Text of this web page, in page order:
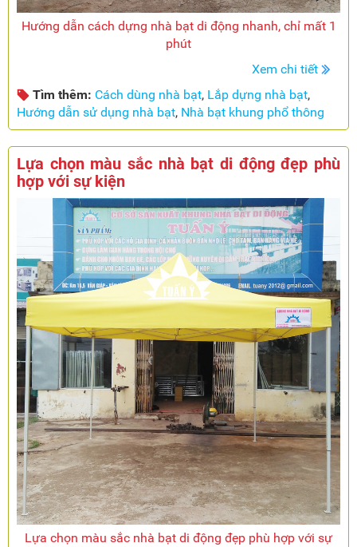
Hướng dẫn cách dựng nhà bạt di động nhanh, chỉ mất 1
phút
Xem chi tiết
Tìm thêm: Cách dùng nhà bạt, Lắp dựng nhà bạt,
Hướng dẫn sử dụng nhà bạt, Nhà bạt khung phổ thông
Lựa chọn màu sắc nhà bạt di động đẹp phù
hợp với sự kiện
Lựa chọn màu sắc nhà bạt di động đẹp phù hợp với sự